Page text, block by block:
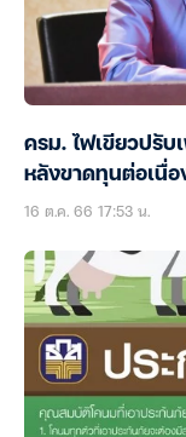
ครม. ไฟเขียวปรับ
หลังขาดทุนต่อเนื่อ
16 ต.ค. 66 17:53 น.